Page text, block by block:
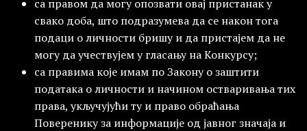
са правом да могу опозвати овај пристанак у
свако доба, што подразумева да се након тога
подаци о личности бришу и да пристајем да не
могу да учествујем у гласању на Конкурсу;
са правима које имам по Закону о заштити
података о личности и начином остваривања тих
права, укључујући ту и право обраћања
Поверенику за информације од јавног значаја и